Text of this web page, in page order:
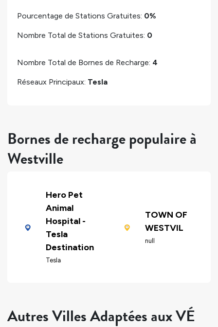
Pourcentage de Stations Gratuites: 0%
Nombre Total de Stations Gratuites: 0
Nombre Total de Bornes de Recharge: 4
Réseaux Principaux: Tesla
Bornes de recharge populaire à
Westville
Hero Pet
Animal
Hospital -
Tesla
Destination
Tesla
TOWN OF
WESTVIL
null
Autres Villes Adaptées aux VÉ